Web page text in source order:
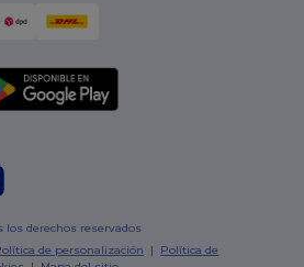
los derechos reservados
de personalización | Política de